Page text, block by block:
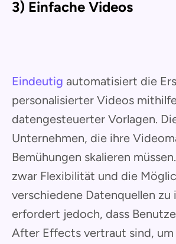
3) Einfache Videos
Eindeutig automatisiert die
personalisierter Videos
datengesteuerter Vorlagen.
Unternehmen, die ihre
Bemühungen skalieren
zwar Flexibilität und die
verschiedene Datenquellen zu
erfordert jedoch, dass
After Effects vertraut sind, um